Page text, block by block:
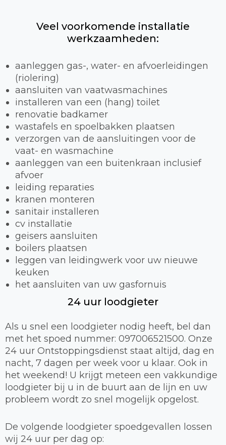
Veel voorkomende installatie
werkzaamheden:
aanleggen gas-, water- en afvoerleidingen
(riolering)
aansluiten van vaatwasmachines
installeren van een (hang) toilet
renovatie badkamer
wastafels en spoelbakken plaatsen
verzorgen van de aansluitingen voor de
vaat- en wasmachine
aanleggen van een buitenkraan inclusief
afvoer
leiding reparaties
kranen monteren
sanitair installeren
cv installatie
geisers aansluiten
boilers plaatsen
leggen van leidingwerk voor uw nieuwe
keuken
het aansluiten van uw gasfornuis
24 uur loodgieter
Als u snel een loodgieter nodig heeft, bel dan
met het spoed nummer: 097006521500. Onze
24 uur Ontstoppingsdienst staat altijd, dag en
nacht, 7 dagen per week voor u klaar. Ook in
het weekend! U krijgt meteen een vakkundige
loodgieter bij u in de buurt aan de lijn en uw
probleem wordt zo snel mogelijk opgelost.
De volgende loodgieter spoedgevallen lossen
wij 24 uur per dag op: